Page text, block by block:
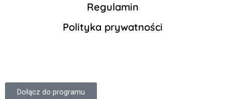
Regulamin
Polityka prywatności
Dołącz do programu